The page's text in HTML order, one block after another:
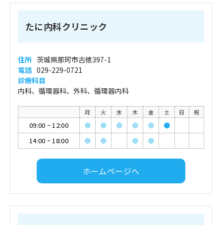
たに内科クリニック
住所 茨城県那珂市古徳397-1
電話 029-229-0721
診療科目
内科、循環器科、外科、循環器内科
月 火 水 木 金 土 日 祝
09:00 ~12:00 ● ● ● ● ●
●
14:00 ~18:00 ● ● ● ●
ホームページへ